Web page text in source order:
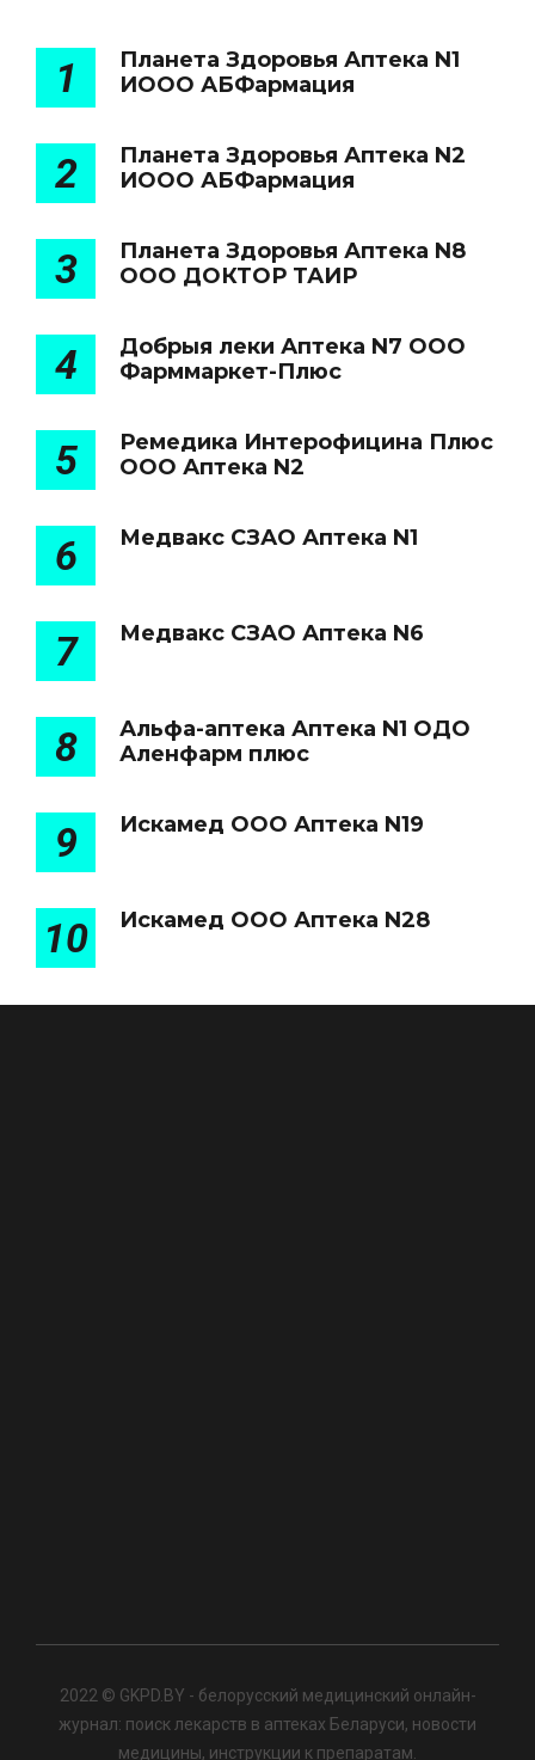
1
Планета Здоровья Аптека N1
ИООО АБФармация
2
Планета Здоровья Аптека N2
ИООО АБФармация
3
Планета Здоровья Аптека N8
ООО ДОКТОР ТАИР
4
Добрыя леки Аптека N7 ООО
Фарммаркет-Плюс
5
Ремедика Интерофицина Плюс
ООО Аптека N2
6 Медвакс СЗАО Аптека N1
7 Медвакс СЗАО Аптека N6
8
Альфа-аптека Аптека N1 ОДО
Аленфарм плюс
9 Искамед ООО Аптека N19
10 Искамед ООО Аптека N28
2022 © GKPD.BY - белорусский медицинский онлайн-
журнал: поиск лекарств в аптеках Беларуси, новости
медицины, инструкции к препаратам.